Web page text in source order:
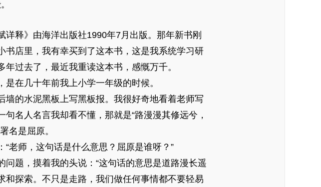
释》由海洋出版社1990年7月出版。那年新书刚
书店里，我有幸买到了这本书，这是我系统学习研
年过去了，最近我重读这本书，感慨万千。
在几十年前我上小学一年级的时候。
的水泥黑板上写黑板报。我很好奇地看着老师写
名人名言我却看不懂，那就是“路漫漫其修远兮，
名是屈原。
师，这句话是什么意思？屈原是谁呀？”
题，摸着我的头说：“这句话的意思是道路漫长遥
和探索。不只是走路，我们做任何事情都不要轻易